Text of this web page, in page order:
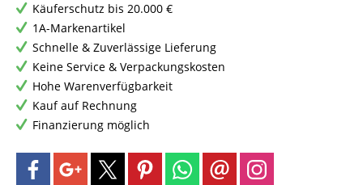
Käuferschutz bis 20.000 €
1A-Markenartikel
Schnelle & Zuverlässige Lieferung
Keine Service & Verpackungskosten
Hohe Warenverfügbarkeit
Kauf auf Rechnung
Finanzierung möglich